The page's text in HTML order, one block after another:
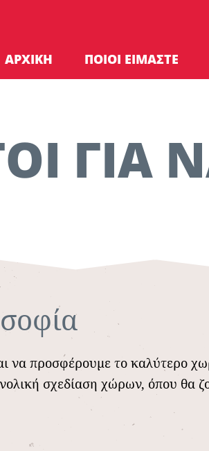
ΑΡΧΙΚΗ ΠΟΙΟΙ ΕΙΜΑΣΤΕ
ΓΙΑ
να προσφέρουμε το καλύτερο
σχεδίαση χώρων, όπου θα